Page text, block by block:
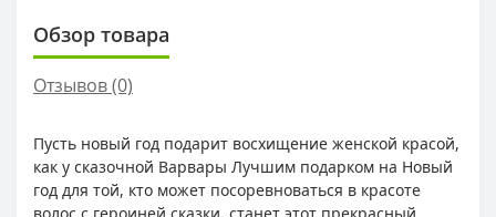
Обзор товара
Отзывов (0)
Пусть новый год подарит восхищение женской красой,
как у сказочной Варвары Лучшим подарком на Новый
год для той, кто может посоревноваться в красоте